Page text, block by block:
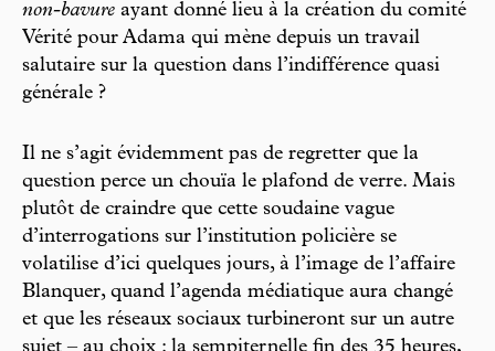
non-bavure ayant donné lieu à la création du comité
Vérité pour Adama qui mène depuis un travail
salutaire sur la question dans l’indifférence quasi
générale ?
Il ne s’agit évidemment pas de regretter que la
question perce un chouïa le plafond de verre. Mais
plutôt de craindre que cette soudaine vague
d’interrogations sur l’institution policière se
volatilise d’ici quelques jours, à l’image de l’affaire
Blanquer, quand l’agenda médiatique aura changé
et que les réseaux sociaux turbineront sur un autre